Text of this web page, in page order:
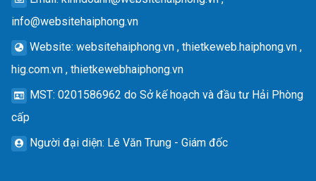
info@websitehaiphong.vn
Website: websitehaiphong.vn , thietkeweb.haiphong.vn ,
hig.com.vn , thietkewebhaiphong.vn
MST: 0201586962 do Sở kế hoạch và đầu tư Hải Phòng
cấp
Người đại diện: Lê Văn Trung - Giám đốc